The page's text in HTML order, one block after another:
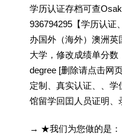
学历认证存档可查
936794295【学历认证
办国外（海外）澳洲英
大学，修改成绩单分数
degree [删除请点击网
定制、真实认证、、
馆留学回囯人员证明、
→ ★我们为您做的是：